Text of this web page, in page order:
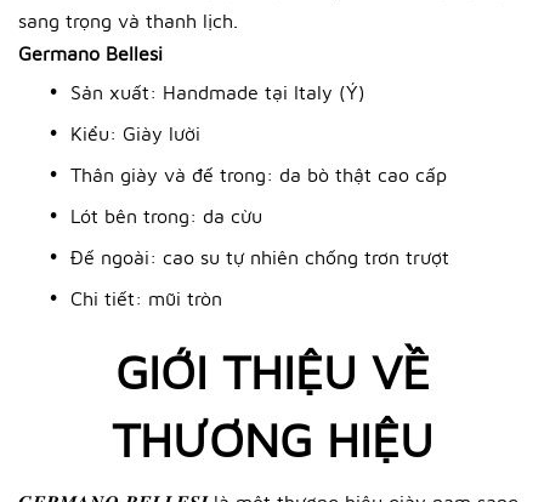
sang trọng và thanh lịch.
Germano Bellesi
Sản xuất: Handmade tại Italy (Ý)
Kiểu: Giày lười
Thân giày và đế trong: da bò thật cao cấp
Lót bên trong: da cừu
Đế ngoài: cao su tự nhiên chống trơn trượt
Chi tiết: mũi tròn
GIỚI THIỆU VỀ
THƯƠNG HIỆU